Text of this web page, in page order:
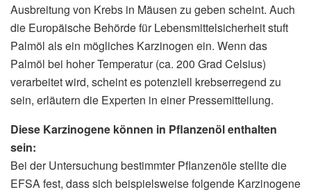
Ausbreitung von Krebs in Mäusen zu geben scheint. Auch
die Europäische Behörde für Lebensmittelsicherheit stuft
Palmöl als ein mögliches Karzinogen ein. Wenn das
Palmöl bei hoher Temperatur (ca. 200 Grad Celsius)
verarbeitet wird, scheint es potenziell krebserregend zu
sein, erläutern die Experten in einer Pressemitteilung.
Diese Karzinogene können in Pflanzenöl enthalten
sein:
Bei der Untersuchung bestimmter Pflanzenöle stellte die
EFSA fest, dass sich beispielsweise folgende Karzinogene